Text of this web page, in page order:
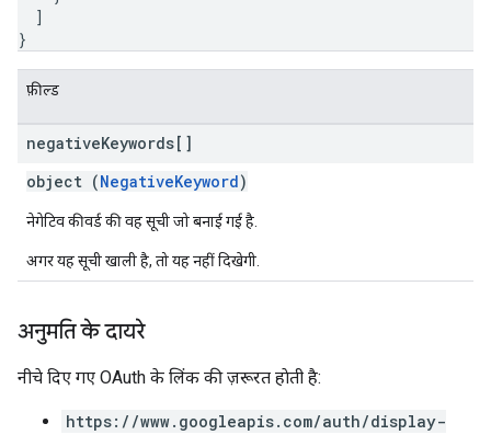
]
}
फ़ील्ड
negativeKeywords[]
object (NegativeKeyword)
नेगेटिव कीवर्ड की वह सूची जो बनाई गई है.
अगर यह सूची खाली है, तो यह नहीं दिखेगी.
अनुमति के दायरे
नीचे दिए गए OAuth के लिंक की ज़रूरत हाेती है:
https://www.googleapis.com/auth/display-